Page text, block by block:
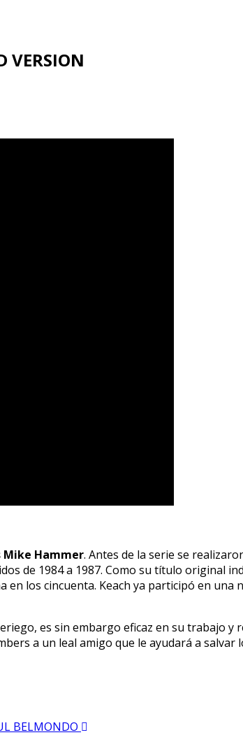
VERSION
Mike Hammer. Antes de la serie se
de 1984 a 1987. Como su título original
en los cincuenta. Keach ya participó en
es sin embargo eficaz en su trabajo y
a un leal amigo que le ayudará a
BELMONDO